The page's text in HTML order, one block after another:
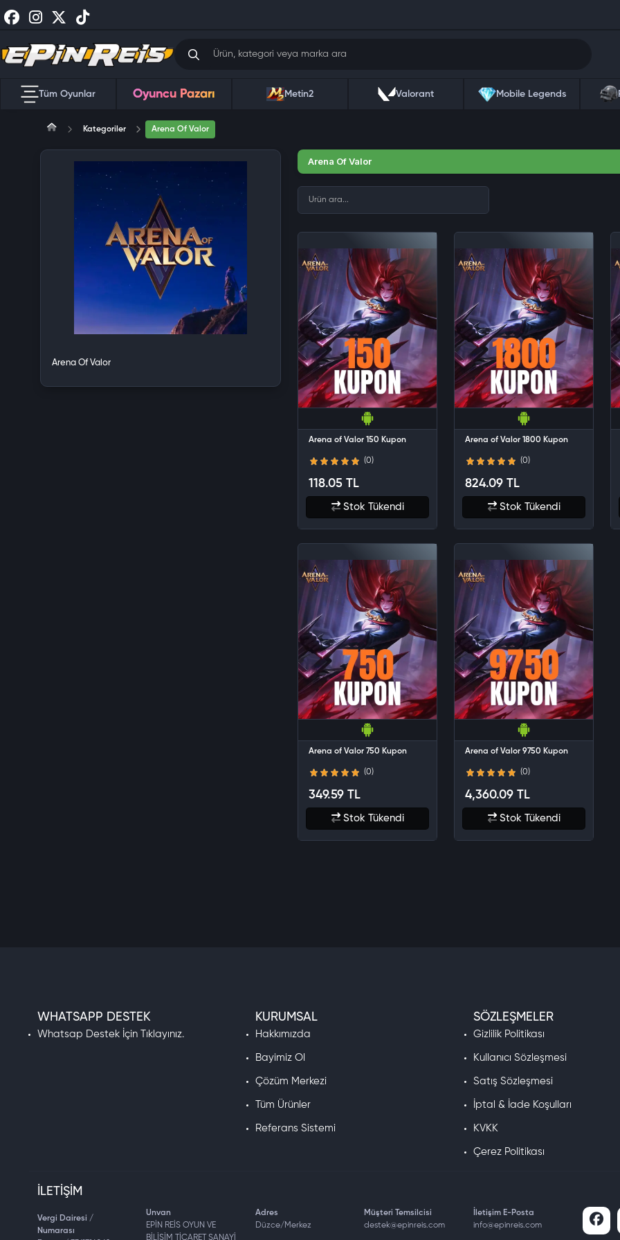
Tüm Oyunlar Oyuncu Pazarı Metin2 Valorant Mobile Legends
Kategoriler Arena Of Valor
Arena Of Valor
Arena Of Valor
Arena of Valor 150 Kupon
(0)
118.05 TL
Stok Tükendi
Arena of Valor 1800 Kupon
(0)
824.09 TL
Stok Tükendi
Arena of Valor 750 Kupon
(0)
349.59 TL
Stok Tükendi
Arena of Valor 9750 Kupon
(0)
4,360.09 TL
Stok Tükendi
WHATSAPP DESTEK
Whatsap Destek İçin Tıklayınız.
KURUMSAL
Hakkımızda
Bayimiz Ol
Çözüm Merkezi
Tüm Ürünler
Referans Sistemi
SÖZLEŞMELER
Gizlilik Politikası
Kullanıcı Sözleşmesi
Satış Sözleşmesi
İptal & İade Koşulları
KVKK
Çerez Politikası
İLETIŞIM
Vergi Dairesi /
Numarası
Unvan
EPİN REİS OYUN VE
BİLİŞİM TİCARET SANAYİ
Adres
Düzce/Merkez
Müşteri Temsilcisi
destek@epinreis.com
İletişim E-Posta
info@epinreis.com